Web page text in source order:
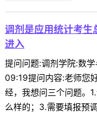
调剂是应用统计考生
进入
提问问题:调剂学院:数
09:19提问内容:老师您
经，我想问三个问题。
么样的；3.需要填报预